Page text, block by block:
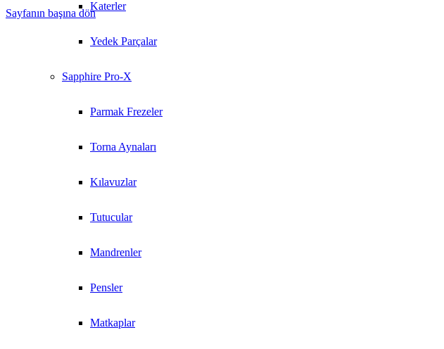
Katerler
Yedek Parçalar
Sapphire Pro-X
Parmak Frezeler
Torna Aynaları
Kılavuzlar
Tutucular
Mandrenler
Pensler
Matkaplar
Sayfanın başına dön